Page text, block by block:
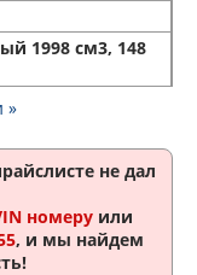
1998 см3, 148
»
не дал
номеруили
, и мы найдем